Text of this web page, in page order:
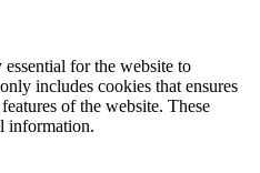
for the website to
includes cookies that ensures
of the website. These
information.